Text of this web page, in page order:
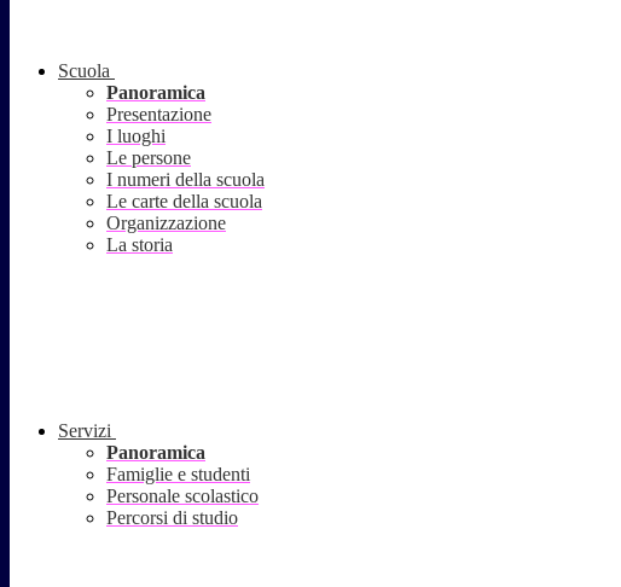
Scuola
Panoramica
Presentazione
I luoghi
Le persone
I numeri della scuola
Le carte della scuola
Organizzazione
La storia
Servizi
Panoramica
Famiglie e studenti
Personale scolastico
Percorsi di studio